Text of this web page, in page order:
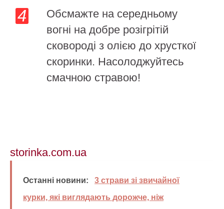
Обсмажте на середньому
вогні на добре розігрітій
сковороді з олією до хрусткої
скоринки. Насолоджуйтесь
смачною стравою!
storinka.com.ua
Останні новини:
3 страви зі звичайної
курки, які виглядають дорожче, ніж